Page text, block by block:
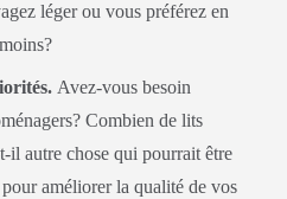
léger ou vous préférez en
Avez-vous besoin
Combien de lits
il autre chose qui pourrait être
améliorer la qualité de vos